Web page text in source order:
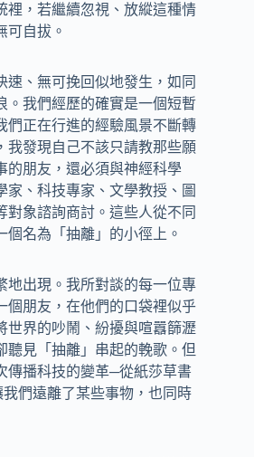
裡，若繼續忽視、放縱這種情
可自拔。
速、無可挽回似地發生，如同
。我們經歷的確實是一個短暫
們正在行進的經驗風景不斷轉
我發現自己不該只請教那些願
的朋友，還必須與神經科學
家、科技專家、文學教授、圖
對象諮詢商討。這些人從不同
名為「抽離」的小徑上。
地出現。我所對談的每一位專
個朋友，在他們的口袋裡似乎
世界的吵鬧、紛擾與喧囂篩瀝
聽見「抽離」串起的輓歌。但
傳播科技的變革─從紙莎草書
們遠離了某些事物，也同時